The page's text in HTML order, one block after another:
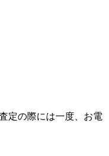
定の際には一度、お電